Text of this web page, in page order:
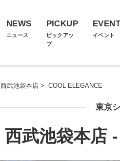
NEWS
ニュース
PICKUP
ピックアッ
プ
イベント
西武池袋本店 > COOL ELEGANCE
東京
西武池袋本店